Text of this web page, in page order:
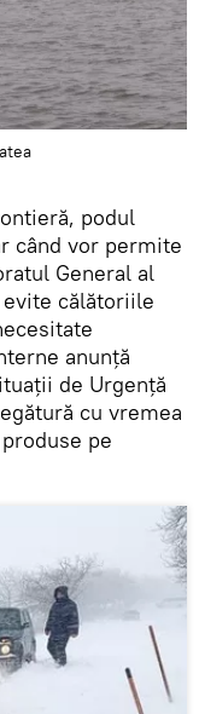
podul
când vor permite
General al
călătoriile
anunță
de Urgență
cu vremea
pe